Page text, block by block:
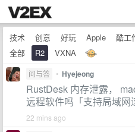
技术 创意 好玩 Apple 酷工
全部
R2 VXNA
问与答 • Hyejeong
RustDesk 内存泄露，
远程软件吗「支持局域网
22 mins ago